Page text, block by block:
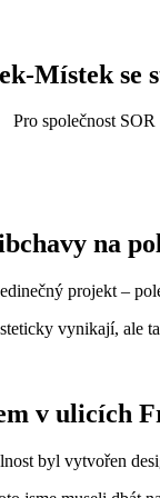
Místek se
Pro společnost
na
projekt –
vynikají, ale
v ulicích
byl vytvořen